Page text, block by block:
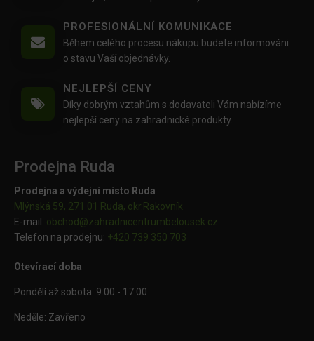
PROFESIONÁLNÍ KOMUNIKACE
Během celého procesu nákupu budete informováni
o stavu Vaší objednávky.
NEJLEPŠÍ CENY
Díky dobrým vztahům s dodavateli Vám nabízíme
nejlepší ceny na zahradnické produkty.
Prodejna Ruda
Prodejna a výdejní místo Ruda
Mlýnská 59, 271 01 Ruda, okr.Rakovník
E-mail: obchod@zahradnicentrumbelousek.cz
Telefon na prodejnu: +420 739 350 703
Otevírací doba
Pondělí až sobota: 9:00 - 17:00
Neděle: Zavřeno